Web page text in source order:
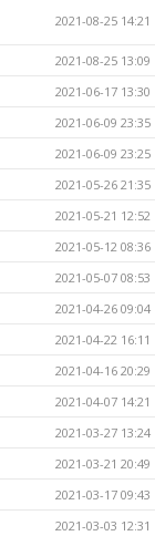
2021-08-25 14:21
2021-08-25 13:09
2021-06-17 13:30
2021-06-09 23:35
2021-06-09 23:25
2021-05-26 21:35
2021-05-21 12:52
2021-05-12 08:36
2021-05-07 08:53
2021-04-26 09:04
2021-04-22 16:11
2021-04-16 20:29
2021-04-07 14:21
2021-03-27 13:24
2021-03-21 20:49
2021-03-17 09:43
2021-03-03 12:31